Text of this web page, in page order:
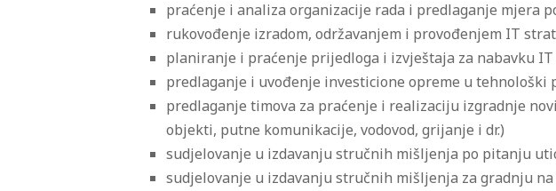
praćenje i analiza organizacije rada i predlaganje
rukovođenje izradom, održavanjem i provođenjem IT
planiranje i praćenje prijedloga i izvještaja za nabavku
predlaganje i uvođenje investicione opreme u
predlaganje timova za praćenje i realizaciju izgradnje
objekti, putne komunikacije, vodovod, grijanje i dr.)
sudjelovanje u izdavanju stručnih mišljenja po pitanju
sudjelovanje u izdavanju stručnih mišljenja za gradnju